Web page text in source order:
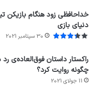
خداحافظی زود هنگام بازیکن
دنیای بازی
30 سپتامبر 2021
راکستار داستان فوق‌العاده‌ی
چگونه روایت کرد؟
11 جولای 2021